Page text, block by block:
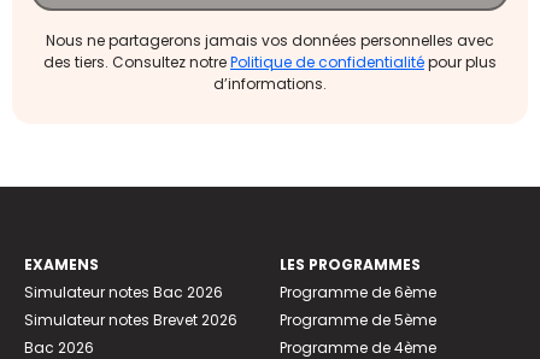
Nous ne partagerons jamais vos données personnelles avec
des tiers. Consultez notrePolitique de confidentialitépour plus
d’informations.
EXAMENS
Simulateur notes Bac 2026
Simulateur notes Brevet 2026
Bac 2026
LES PROGRAMMES
Programme de 6ème
Programme de 5ème
Programme de 4ème